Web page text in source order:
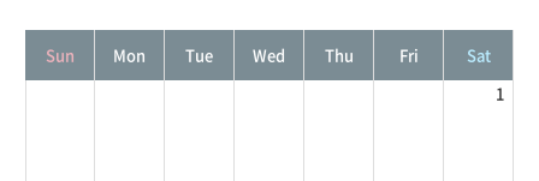
Sun Mon Tue Wed Thu Fri
Sat
1